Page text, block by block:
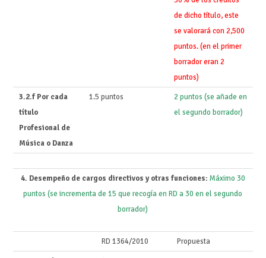
de dicho título, este
se valorará con 2,500
puntos. (en el primer
borrador eran 2
puntos)
3.2.f Por cada
título
Profesional de
Música o Danza
1.5 puntos
2 puntos (se añade en
el segundo borrador)
4. Desempeño de cargos directivos y otras funciones: Máximo 30
puntos (se incrementa de 15 que recogía en RD a 30 en el segundo
borrador)
RD 1364/2010 Propuesta